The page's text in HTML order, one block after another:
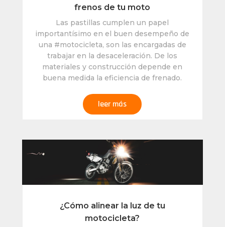
frenos de tu moto
Las pastillas cumplen un papel
importantísimo en el buen desempeño de
una #motocicleta, son las encargadas de
trabajar en la desaceleración. De los
materiales y construcción depende en
buena medida la eficiencia de frenado.
leer más
¿Cómo alinear la luz de tu
motocicleta?